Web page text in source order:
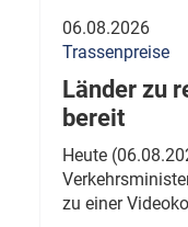
06.08.2026
Trassenpreise
Länder zu
bereit
Heute
zu einer